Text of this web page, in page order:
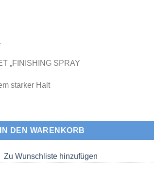
„FINISHING SPRAY
starker Halt
"FINISHING SPRAY" (ultra strong) 500 ml Menge
IN DEN WARENKORB
Zu Wunschliste hinzufügen